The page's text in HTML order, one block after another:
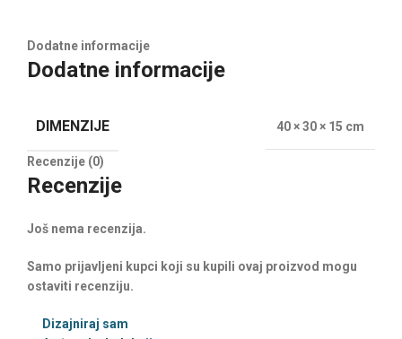
Dodatne informacije
Dodatne informacije
DIMENZIJE 40 × 30 × 15 cm
Recenzije (0)
Recenzije
Još nema recenzija.
Samo prijavljeni kupci koji su kupili ovaj proizvod mogu
ostaviti recenziju.
Dizajniraj sam